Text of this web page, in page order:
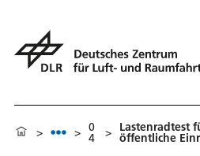
> > 0
4 > Lastenradtest
öffentliche